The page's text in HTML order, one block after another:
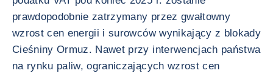
prawdopodobnie zatrzymany przez gwałtowny
wzrost cen energii i surowców wynikający z blokady
Cieśniny Ormuz. Nawet przy interwencjach państwa
na rynku paliw, ograniczających wzrost cen